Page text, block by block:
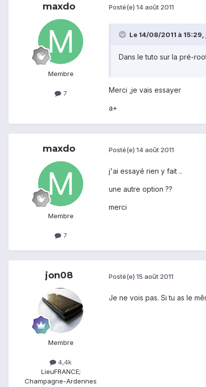
maxdo
Membre
7
Posté(e) 14 août 2011
Le 14/08/2011 à
Dans le tuto sur la pré-
Merci ,je vais essayer
a+
maxdo
Membre
7
Posté(e) 14 août 2011
j'ai essayé rien y fait ..
une autre option ??
merci
jon08
Membre
4,4k
LieuFRANCE;
Champagne-Ardennes
Posté(e) 15 août 2011
Je ne vois pas. Si tu as le